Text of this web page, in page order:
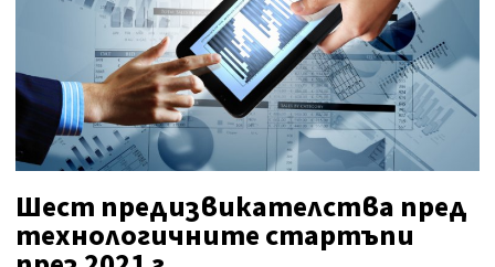
Шест предизвикателства пред
технологичните стартъпи